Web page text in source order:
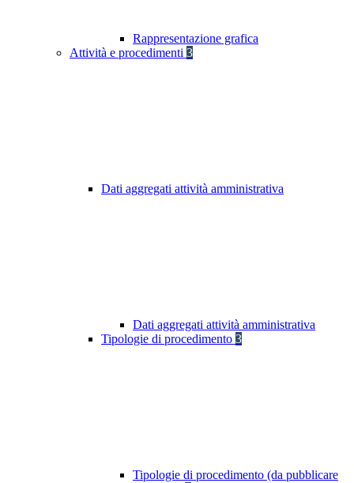
Rappresentazione grafica
Attività e procedimenti 3
Dati aggregati attività amministrativa
Dati aggregati attività amministrativa
Tipologie di procedimento 3
Tipologie di procedimento (da pubblicare